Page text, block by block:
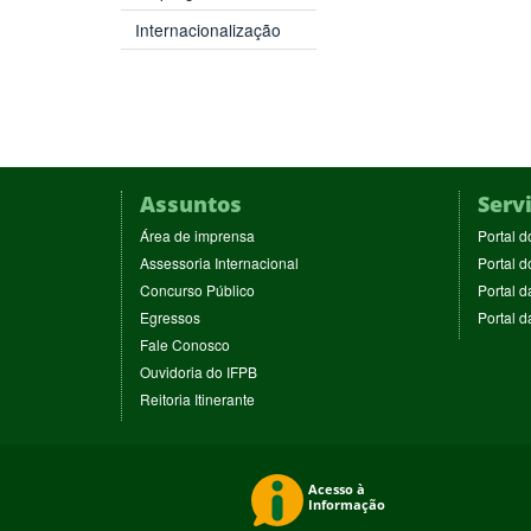
Internacionalização
Assuntos
Área de imprensa
em
nova
Assessoria Internacional
Concurso Público
Egressos(abre
nova
janela)
Fale Conosco
em
nova
janela)
Ouvidoria do IFPB(abre
Reitoria Itinerante(abre
Portal
Portal
Portal
Portal